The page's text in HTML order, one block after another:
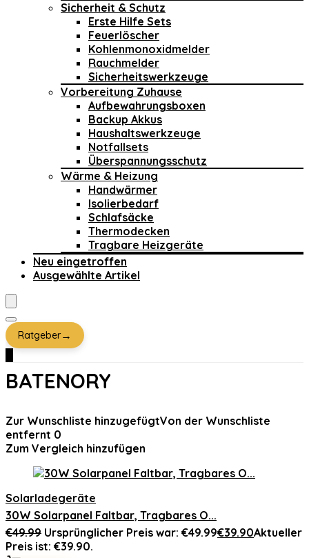
Sicherheit & Schutz
Erste Hilfe Sets
Feuerlöscher
Kohlenmonoxidmelder
Rauchmelder
Sicherheitswerkzeuge
Vorbereitung Zuhause
Aufbewahrungsboxen
Backup Akkus
Haushaltswerkzeuge
Notfallsets
Überspannungsschutz
Wärme & Heizung
Handwärmer
Isolierbedarf
Schlafsäcke
Thermodecken
Tragbare Heizgeräte
Neu eingetroffen
Ausgewählte Artikel
Ratgeber→
BATENORY
Zur Wunschliste hinzugefügtVon der Wunschliste
entfernt 0
Zum Vergleich hinzufügen
Solarladegeräte
30W Solarpanel Faltbar, Tragbares O...
€49.99 Ursprünglicher Preis war: €49.99€39.90Aktueller
Preis ist: €39.90.